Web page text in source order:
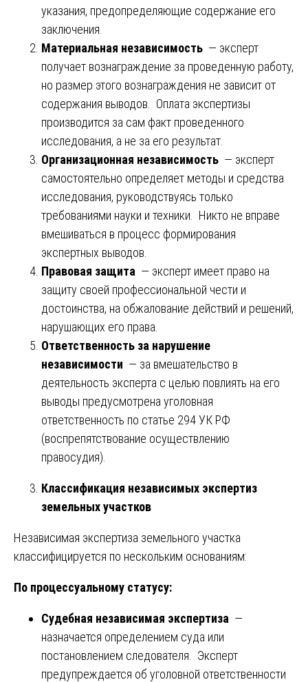
указания, предопределяющие содержание его
заключения.
Материальная независимость — эксперт
получает вознаграждение за проведенную работу,
но размер этого вознаграждения не зависит от
содержания выводов. Оплата экспертизы
производится за сам факт проведенного
исследования, а не за его результат.
Организационная независимость — эксперт
самостоятельно определяет методы и средства
исследования, руководствуясь только
требованиями науки и техники. Никто не вправе
вмешиваться в процесс формирования
экспертных выводов.
Правовая защита — эксперт имеет право на
защиту своей профессиональной чести и
достоинства, на обжалование действий и решений,
нарушающих его права.
Ответственность за нарушение
независимости — за вмешательство в
деятельность эксперта с целью повлиять на его
выводы предусмотрена уголовная
ответственность по статье 294 УК РФ
(воспрепятствование осуществлению
правосудия).
Классификация независимых экспертиз
земельных участков
Независимая экспертиза земельного участка
классифицируется по нескольким основаниям:
По процессуальному статусу:
Судебная независимая экспертиза —
назначается определением суда или
постановлением следователя. Эксперт
предупреждается об уголовной ответственности